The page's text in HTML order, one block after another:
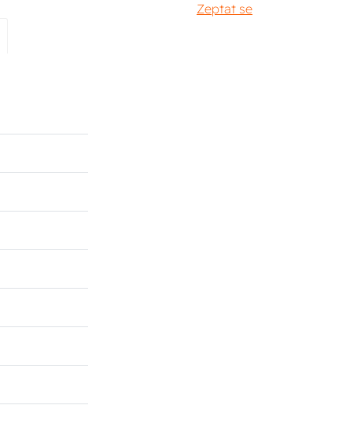
Zeptat se